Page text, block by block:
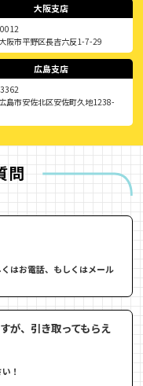
大阪支店
阪市平野区長吉六反1-7-29
広島支店
島市安佐北区安佐町久地1238-
はお電話、もしくはメール
が、引き取ってもらえ
！